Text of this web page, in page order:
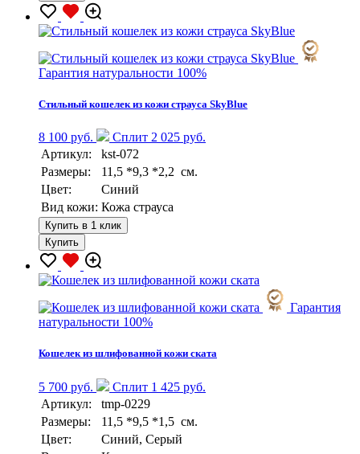
Гарантия натуральности 100%
Стильный кошелек из кожи страуса SkyBlue
8 100 руб.
Сплит 2 025 руб.
Артикул:
kst-072
Размеры:
11,5 *9,3 *2,2 см.
Цвет:
Синий
Вид кожи: Кожа страуса
Купить в 1 клик
Купить
Гарантия
натуральности 100%
Кошелек из шлифованной кожи ската
5 700 руб.
Сплит 1 425 руб.
Артикул:
tmp-0229
Размеры:
11,5 *9,5 *1,5 см.
Цвет:
Синий, Серый